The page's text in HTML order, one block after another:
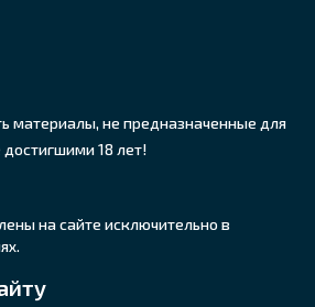
материалы, не предназначенные для
18 лет!
на сайте исключительно в